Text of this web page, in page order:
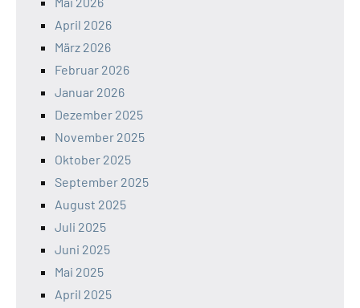
April 2026
März 2026
Februar 2026
Januar 2026
Dezember 2025
November 2025
Oktober 2025
September 2025
August 2025
Juli 2025
Juni 2025
Mai 2025
April 2025